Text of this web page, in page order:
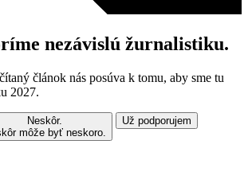
nezávislú žurnalistiku.
článok nás posúva k tomu, aby sme tu
2027.
Neskôr.
môže byť neskoro.
Už podporujem